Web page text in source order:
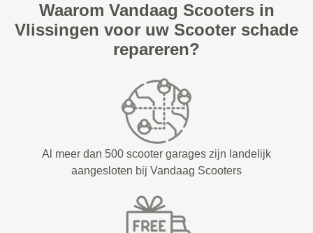
Waarom Vandaag Scooters in
Vlissingen voor uw Scooter schade
repareren?
Al meer dan 500 scooter garages zijn landelijk
aangesloten bij Vandaag Scooters